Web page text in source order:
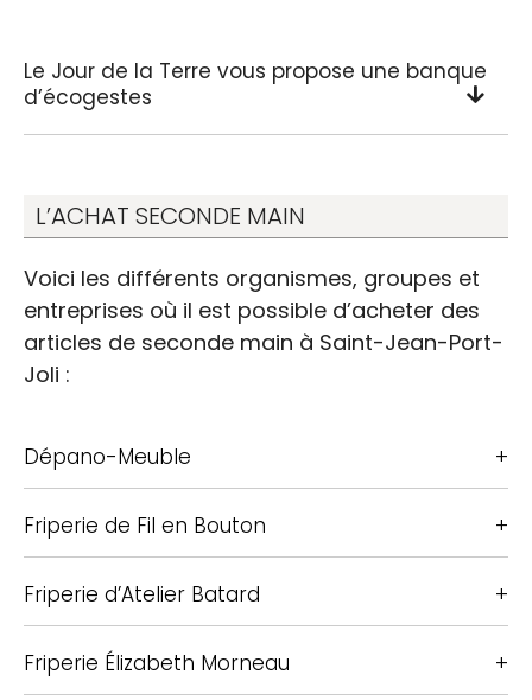
Le Jour de la Terre vous propose une banque
d’écogestes
L’ACHAT SECONDE MAIN
Voici les différents organismes, groupes et
entreprises où il est possible d’acheter des
articles de seconde main à Saint-Jean-Port-
Joli :
Dépano-Meuble
Friperie de Fil en Bouton
Friperie d’Atelier Batard
Friperie Élizabeth Morneau